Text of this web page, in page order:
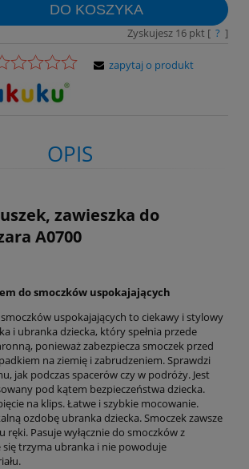
DO KOSZYKA
Zyskujesz 16pkt [ ? ]
zapytaj o produkt
OPIS
zawieszka do
A0700
do smoczków uspokajających
smoczków uspokajających to ciekawy i stylowy
i ubranka dziecka, który spełnia przede
ponieważ zabezpiecza smoczek przed
na ziemię i zabrudzeniem. Sprawdzi
jak podczas spacerów czy w podróży. Jest
pod kątem bezpieczeństwa dziecka.
na klips. Łatwe i szybkie mocowanie.
ozdobę ubranka dziecka. Smoczek zawsze
ręki. Pasuje wyłącznie do smoczków z
trzyma ubranka i nie powoduje